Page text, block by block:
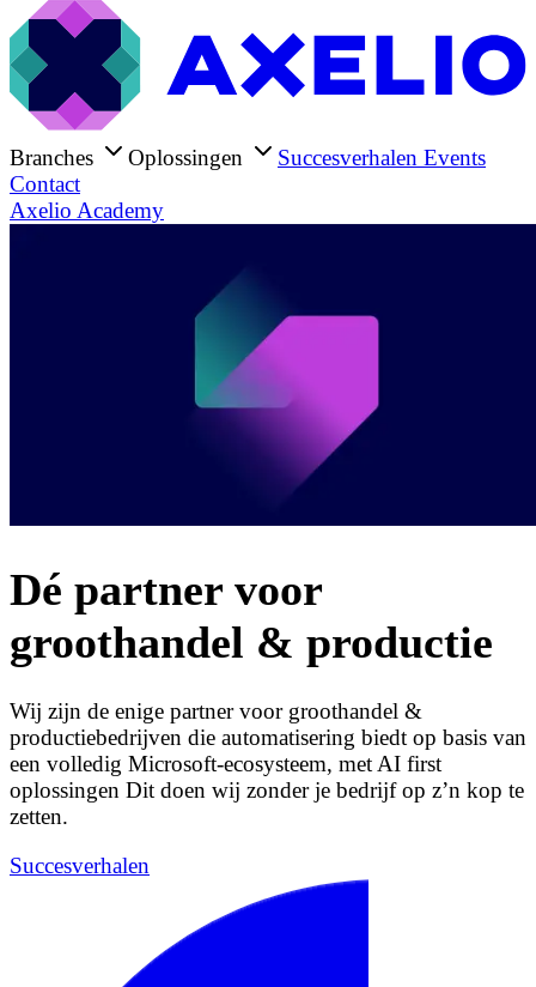
Branches Oplossingen Succesverhalen Events
Contact
Axelio Academy
Dé partner voor
groothandel & productie
Wij zijn de enige partner voor groothandel &
productiebedrijven die automatisering biedt op basis van
een volledig Microsoft-ecosysteem, met AI first
oplossingen Dit doen wij zonder je bedrijf op z’n kop te
zetten.
Succesverhalen